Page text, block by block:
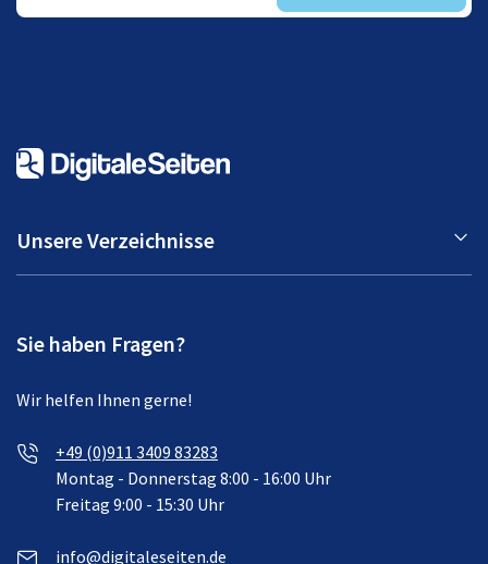
Unsere Verzeichnisse
Sie haben Fragen?
Wir helfen Ihnen gerne!
+49 (0)911 3409 83283
Montag - Donnerstag 8:00 - 16:00 Uhr
Freitag 9:00 - 15:30 Uhr
info@digitaleseiten.de